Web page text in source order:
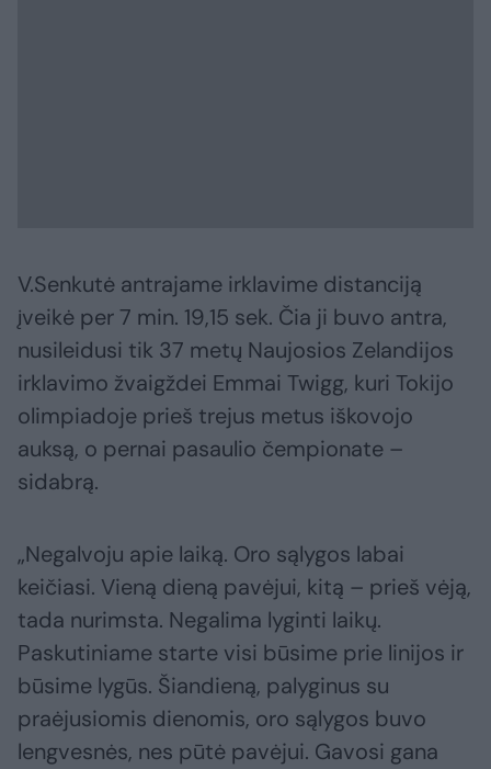
V.Senkutė antrajame irklavime distanciją
įveikė per 7 min. 19,15 sek. Čia ji buvo antra,
nusileidusi tik 37 metų Naujosios Zelandijos
irklavimo žvaigždei Emmai Twigg, kuri Tokijo
olimpiadoje prieš trejus metus iškovojo
auksą, o pernai pasaulio čempionate –
sidabrą.
„Negalvoju apie laiką. Oro sąlygos labai
keičiasi. Vieną dieną pavėjui, kitą – prieš vėją,
tada nurimsta. Negalima lyginti laikų.
Paskutiniame starte visi būsime prie linijos ir
būsime lygūs. Šiandieną, palyginus su
praėjusiomis dienomis, oro sąlygos buvo
lengvesnės, nes pūtė pavėjui. Gavosi gana